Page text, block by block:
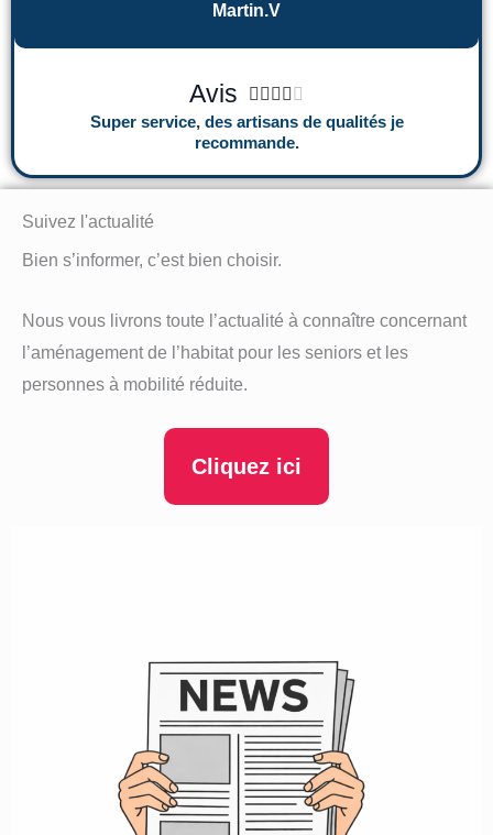
Martin.V
Avis     
o
é
Super service, des artisans de qualités je
recommande.
Suivez l'actualité
Bien s’informer, c’est bien choisir.
Nous vous livrons toute l’actualité à connaître concernant
l’aménagement de l’habitat pour les seniors et les
personnes à mobilité réduite.
Cliquez ici